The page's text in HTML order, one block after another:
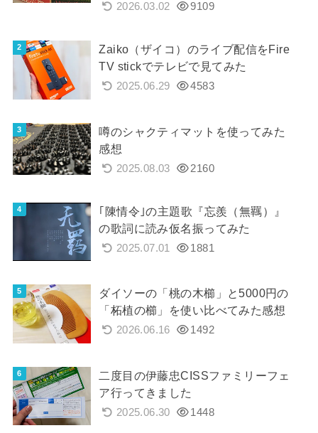
2026.03.02 9109
Zaiko（ザイコ）のライブ配信をFire
TV stickでテレビで見てみた
2025.06.29 4583
噂のシャクティマットを使ってみた
感想
2025.08.03 2160
｢陳情令｣の主題歌『忘羨（無羈）』
の歌詞に読み仮名振ってみた
2025.07.01 1881
ダイソーの「桃の木櫛」と5000円の
「柘植の櫛」を使い比べてみた感想
2026.06.16 1492
二度目の伊藤忠CISSファミリーフェ
ア行ってきました
2025.06.30 1448